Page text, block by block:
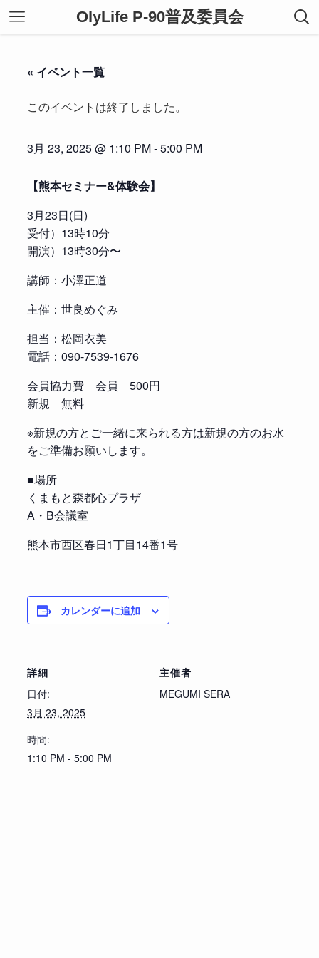
OlyLife P-90普及委員会
« イベント一覧
このイベントは終了しました。
3月 23, 2025 @ 1:10 PM-5:00 PM
【熊本セミナー&体験会】
3月23日(日)
受付）13時10分
開演）13時30分〜
講師：小澤正道
主催：世良めぐみ
担当：松岡衣美
電話：090-7539-1676
会員協力費 会員 500円
新規 無料
※新規の方とご一緒に来られる方は新規の方のお水
をご準備お願いします。
■場所
くまもと森都心プラザ
A・B会議室
熊本市西区春日1丁目14番1号
カレンダーに追加
詳細
日付:
3月 23, 2025
時間:
1:10 PM - 5:00 PM
主催者
MEGUMI SERA